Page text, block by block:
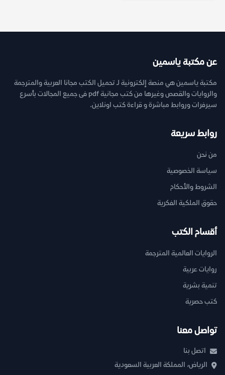
عن مكتبة ياسمين
مكتبة ياسمين هي منصة إلكترونية لـ تحميل الكتب مجانا العربية والمترجمة
والروايات والقصص وغيرها من كتب مجانية pdf فى جميع المجالات بأسرع
سيرفرات وروابط مباشرة و قراءة كتب اونلاين.
روابط سريعة
من نحن
سياسة الخصوصية
الشروط والأحكام
حقوق الملكية الفكرية
أقسام الكتب
الروايات العالمية المترجمة
روايات عربية
تنمية بشرية
كتب حصرية
تواصل معنا
اتصل بنا
الرياض، المملكة العربية السعودية